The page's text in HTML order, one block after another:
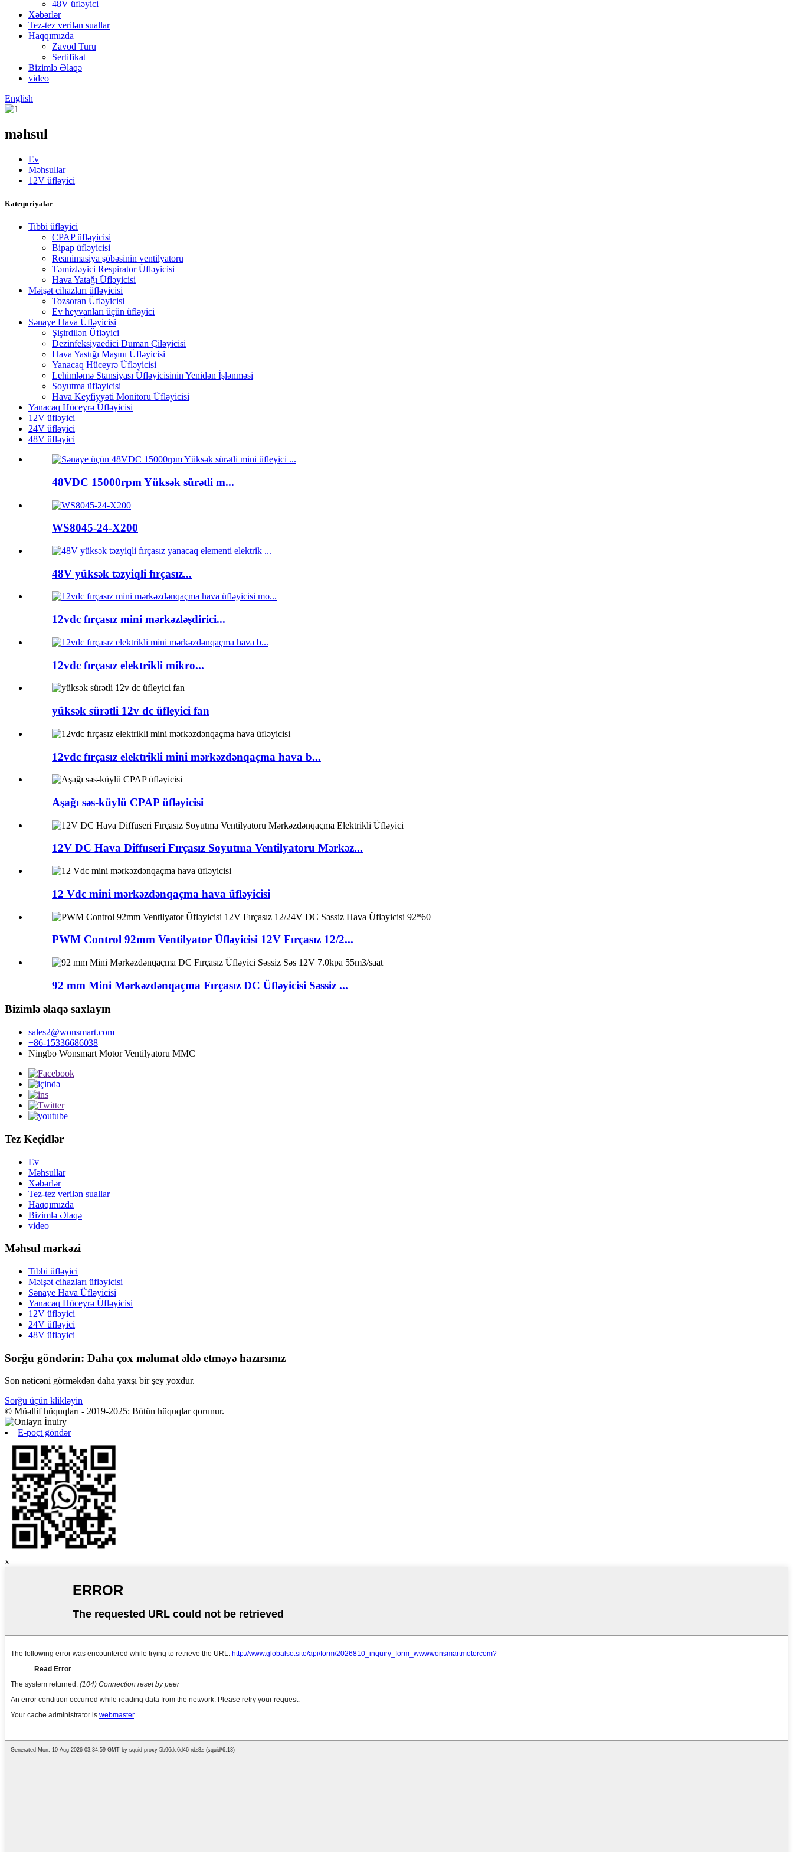
48V üfləyici
Xəbərlər
Tez-tez verilən suallar
Haqqımızda
Zavod Turu
Sertifikat
Bizimlə Əlaqə
video
English
məhsul
Ev
Məhsullar
12V üfləyici
Kateqoriyalar
Tibbi üfləyici
CPAP üfləyicisi
Bipap üfləyicisi
Reanimasiya şöbəsinin ventilyatoru
Təmizləyici Respirator Üfləyicisi
Hava Yatağı Üfləyicisi
Məişət cihazları üfləyicisi
Tozsoran Üfləyicisi
Ev heyvanları üçün üfləyici
Sənaye Hava Üfləyicisi
Şişirdilən Üfləyici
Dezinfeksiyaedici Duman Çiləyicisi
Hava Yastığı Maşını Üfləyicisi
Yanacaq Hüceyrə Üfləyicisi
Lehimləmə Stansiyası Üfləyicisinin Yenidən İşlənməsi
Soyutma üfləyicisi
Hava Keyfiyyəti Monitoru Üfləyicisi
Yanacaq Hüceyrə Üfləyicisi
12V üfləyici
24V üfləyici
48V üfləyici
48VDC 15000rpm Yüksək sürətli m...
WS8045-24-X200
48V yüksək təzyiqli fırçasız...
12vdc fırçasız mini mərkəzləşdirici...
12vdc fırçasız elektrikli mikro...
yüksək sürətli 12v dc üfleyici fan
12vdc fırçasız elektrikli mini mərkəzdənqaçma hava b...
Aşağı səs-küylü CPAP üfləyicisi
12V DC Hava Diffuseri Fırçasız Soyutma Ventilyatoru Mərkəz...
12 Vdc mini mərkəzdənqaçma hava üfləyicisi
PWM Control 92mm Ventilyator Üfləyicisi 12V Fırçasız 12/2...
92 mm Mini Mərkəzdənqaçma Fırçasız DC Üfləyicisi Səssiz ...
Bizimlə əlaqə saxlayın
sales2@wonsmart.com
+86-15336686038
Ningbo Wonsmart Motor Ventilyatoru MMC
Tez Keçidlər
Ev
Məhsullar
Xəbərlər
Tez-tez verilən suallar
Haqqımızda
Bizimlə Əlaqə
video
Məhsul mərkəzi
Tibbi üfləyici
Məişət cihazları üfləyicisi
Sənaye Hava Üfləyicisi
Yanacaq Hüceyrə Üfləyicisi
12V üfləyici
24V üfləyici
48V üfləyici
Sorğu göndərin: Daha çox məlumat əldə etməyə hazırsınız
Son nəticəni görməkdən daha yaxşı bir şey yoxdur.
Sorğu üçün klikləyin
© Müəllif hüquqları - 2019-2025: Bütün hüquqlar qorunur.
E-poçt göndər
x